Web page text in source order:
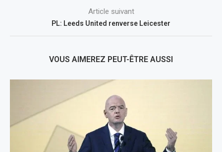
Article suivant
PL: Leeds United renverse Leicester
VOUS AIMEREZ PEUT-ÊTRE AUSSI